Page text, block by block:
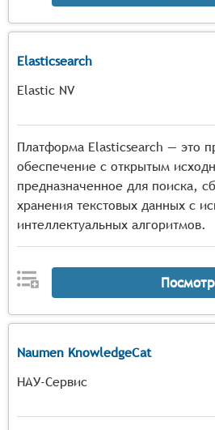
Elasticsearch
Elastic NV
Платформа Elasticsearch — это
обеспечение с открытым
предназначенное для поиска,
хранения текстовых данных с
интеллектуальных алгоритмов.
Naumen KnowledgeCat
НАУ-Сервис